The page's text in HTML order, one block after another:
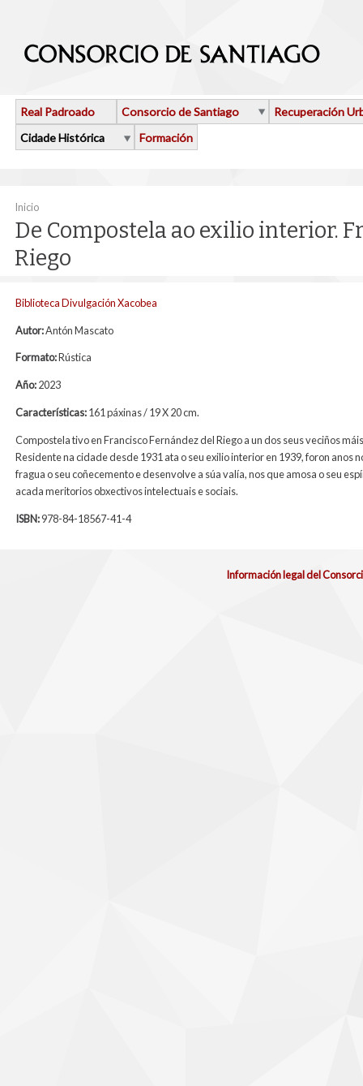
Real Padroado Consorcio de Santiago
Recuperación
Cidade Histórica
Formación
Vostede está aquí
Inicio
De Compostela ao exilio interior.
Riego
Biblioteca Divulgación Xacobea
Autor:Antón Mascato
Formato:Rústica
Año:2023
Características:161 páxinas / 19 X 20 cm.
Compostela tivo en Francisco Fernández del Riego a un dos seus veciños
Residente na cidade desde 1931 ata o seu exilio interior en 1939, foron anos
fragua o seu coñecemento e desenvolve a súa valía, nos que amosa o seu
acada meritorios obxectivos intelectuais e sociais.
ISBN:978-84-18567-41-4
Información legal del